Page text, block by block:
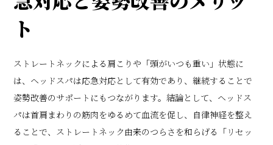
ト
ストレートネックによる肩こりや「頭がいつも重い」状態に
は、ヘッドスパは応急対応として有効であり、継続することで
姿勢改善のサポートにもつながります。結論として、ヘッドス
パは首肩まわりの筋肉をゆるめて血流を促し、自律神経を整え
ることで、ストレートネック由来のつらさを和らげる「リセッ